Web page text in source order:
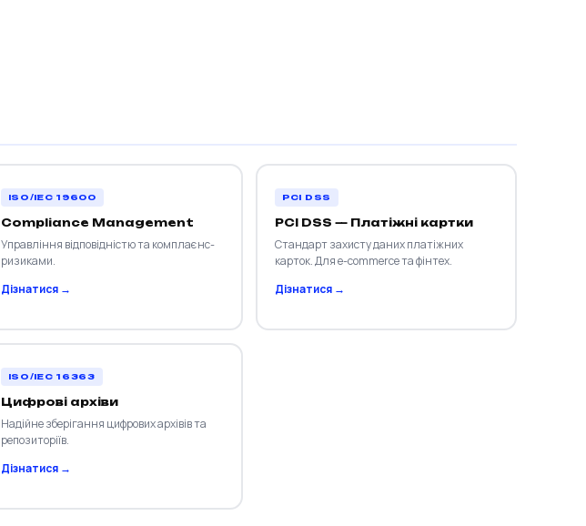
ISO/IEC 19600
Compliance Management
Управління відповідністю та комплаєнс-
ризиками.
Дізнатися →
PCI DSS
PCI DSS — Платіжні картки
Стандарт захисту даних платіжних
карток. Для e-commerce та фінтех.
Дізнатися →
ISO/IEC 16363
Цифрові архіви
Надійне зберігання цифрових архівів та
репозиторіїв.
Дізнатися →